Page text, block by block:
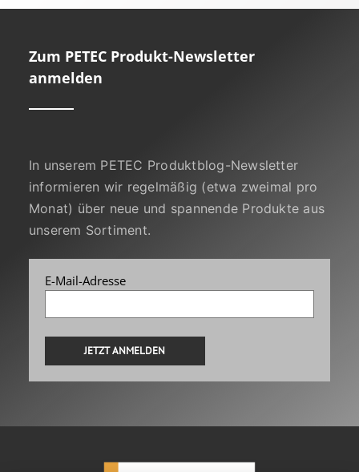
Zum PETEC Produkt-Newsletter
anmelden
In unserem PETEC Produktblog-Newsletter
informieren wir regelmäßig (etwa zweimal pro
Monat) über neue und spannende Produkte aus
unserem Sortiment.
E-Mail-Adresse